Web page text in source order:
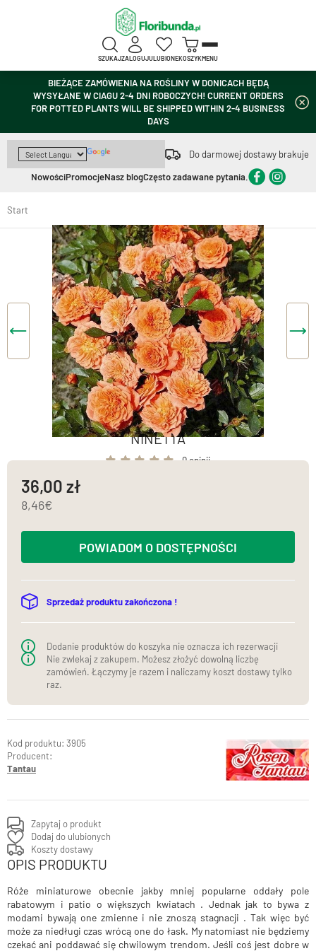
BIEŻĄCE ZAMÓWIENIA NA ROŚLINY W DONICACH BĘDĄ
WYSYŁANE W CIAGU 2-4 DNI ROBOCZYCH! CURRENT ORDERS
FOR POTTED PLANTS WILL BE SHIPPED WITHIN 2-4 BUSINESS
DAYS
Do darmowej dostawy brakuje
NowościPromocjeNasz blogCzęsto zadawane pytania.
SZUKAJZALOGUJULUBIONEKOSZYKMENU
Start
NINETTA
0 opinii
3905
Producent:
Tantau
Zapytaj o produkt
Dodaj do ulubionych
Koszty dostawy
OPIS PRODUKTU
Róże miniaturowe obecnie jakby mniej popularne oddały pole
rabatowym i patio o większych kwiatach . Jednak jak to bywa z
modami bywają one zmienne i nie znoszą stagnacji . Tak więc być
może za niedługi czas wrócą one do łask. My natomiast nie będziemy
czekać ani poddawać się chwilowym trendom. Jeśli coś jest dobre w
36,00
8,46
POWIADOM O DOSTĘPNOŚCI
Sprzedaż produktu zakończona !
Dodanie produktów do koszyka nie oznacza ich rezerwacji
Nie zwlekaj z zakupem. Możesz złożyć dowolną liczbę
zamówień. Łączymy je razem i naliczamy koszt dostawy tylko
raz.